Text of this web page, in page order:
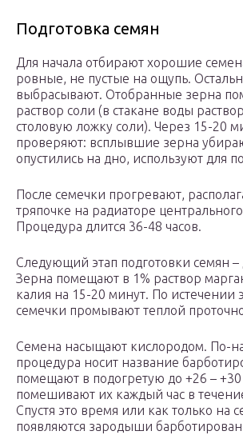
Подготовка семян
Для начала отбирают хорошие
ровные, не пустые на ощупь.
выбрасывают. Отобранные зерна
раствор соли (в стакане воды
столовую ложку соли). Через 15-20
проверяют: всплывшие зерна
опустились на дно, используют для
После семечки прогревают,
тряпочке на радиаторе
Процедура длится 36-48 часов.
Следующий этап подготовки семян
Зерна помещают в 1% раствор
калия на 15-20 минут. По истечении
семечки промывают теплой
Семена насыщают кислородом. По-
процедура носит название
помещают в подогретую до +26 – +30
помешивают их каждый час в
Спустя это время или как только на
появляются зародыши